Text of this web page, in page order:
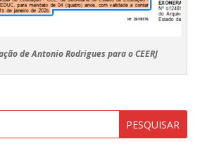
de Antonio Rodrigues para o CEERJ